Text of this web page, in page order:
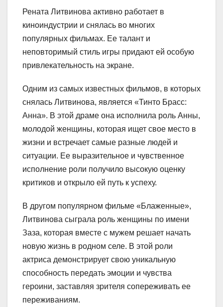
Рената Литвинова активно работает в
киноиндустрии и снялась во многих
популярных фильмах. Ее талант и
неповторимый стиль игры придают ей особую
привлекательность на экране.
Одним из самых известных фильмов, в которых
снялась Литвинова, является «Тинто Брасс:
Анна». В этой драме она исполнила роль Анны,
молодой женщины, которая ищет свое место в
жизни и встречает самые разные людей и
ситуации. Ее выразительное и чувственное
исполнение роли получило высокую оценку
критиков и открыло ей путь к успеху.
В другом популярном фильме «Блаженные»,
Литвинова сыграла роль женщины по имени
Заза, которая вместе с мужем решает начать
новую жизнь в родном селе. В этой роли
актриса демонстрирует свою уникальную
способность передать эмоции и чувства
героини, заставляя зрителя сопереживать ее
переживаниям.